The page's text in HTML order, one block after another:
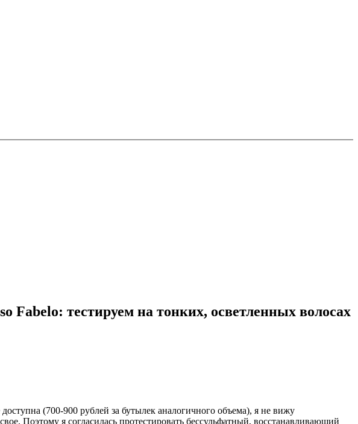
тестируем на тонких, осветленных волосах
(700-900 рублей за бутылек аналогичного объема), я не вижу
Поэтому я согласилась протестировать бессульфатный, восстанавливающий